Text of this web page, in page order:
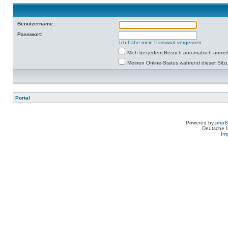
Benutzername:
Passwort:
Ich habe mein Passwort vergessen
Mich bei jedem Besuch automatisch
Meinen Online-Status während dieser
Portal
Powered by
Deutsche